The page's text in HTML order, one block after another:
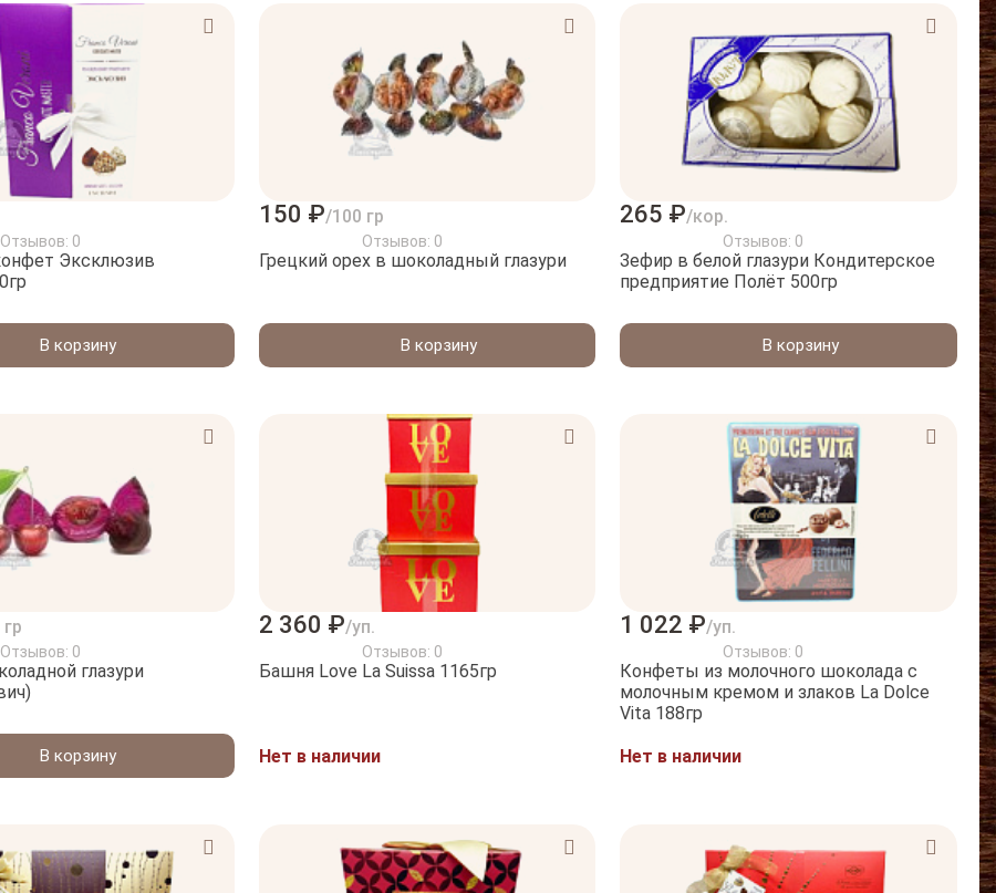
Отзывов: 0
Эксклюзив
В корзину
150 ₽/100 гр
Отзывов: 0
Грецкий орех в шоколадный глазури
В корзину
265 ₽/кор.
Отзывов: 0
Зефир в белой глазури Кондитерское
предприятие Полёт 500гр
В корзину
Отзывов: 0
глазури
В корзину
2 360 ₽/уп.
Отзывов: 0
Башня Love La Suissa 1165гр
Нет в наличии
1 022 ₽/уп.
Отзывов: 0
Конфеты из молочного шоколада с
молочным кремом и злаков La Dolce
Vita 188гр
Нет в наличии